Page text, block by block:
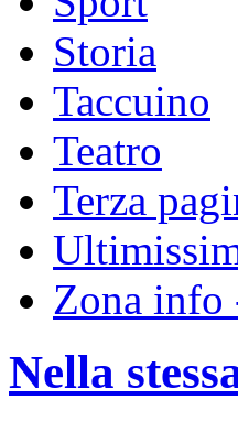
Storia
Taccuino
Teatro
Terza
Zona info
Nella